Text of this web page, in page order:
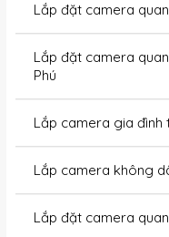
Lắp đặt camera
Lắp đặt camera
Phú
Lắp camera gia đình
Lắp camera không
Lắp đặt camera